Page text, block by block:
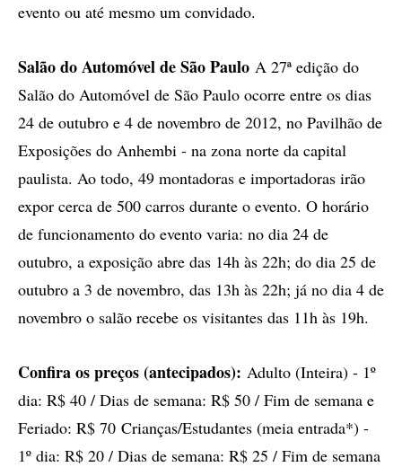
evento ou até mesmo um convidado.
Salão do Automóvel de São Paulo A 27ª edição do
Salão do Automóvel de São Paulo ocorre entre os dias
24 de outubro e 4 de novembro de 2012, no Pavilhão de
Exposições do Anhembi - na zona norte da capital
paulista. Ao todo, 49 montadoras e importadoras irão
expor cerca de 500 carros durante o evento. O horário
de funcionamento do evento varia: no dia 24 de
outubro, a exposição abre das 14h às 22h; do dia 25 de
outubro a 3 de novembro, das 13h às 22h; já no dia 4 de
novembro o salão recebe os visitantes das 11h às 19h.
Confira os preços (antecipados): Adulto (Inteira) - 1º
dia: R$ 40 / Dias de semana: R$ 50 / Fim de semana e
Feriado: R$ 70 Crianças/Estudantes (meia entrada*) -
1º dia: R$ 20 / Dias de semana: R$ 25 / Fim de semana